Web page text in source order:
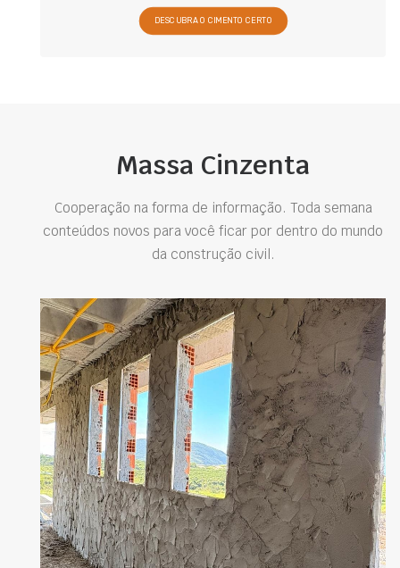
DESCUBRA O CIMENTO CERTO
Massa Cinzenta
Cooperação na forma de informação. Toda semana
conteúdos novos para você ficar por dentro do mundo
da construção civil.